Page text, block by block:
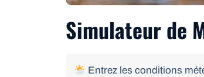
Simulateur de
Entrez les conditions